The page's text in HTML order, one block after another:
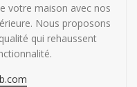
votre maison avec nos
Nous proposons
qui rehaussent